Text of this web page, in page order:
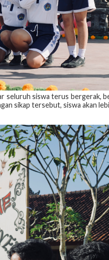
seluruh siswa terus bergerak,
sikap tersebut, siswa akan